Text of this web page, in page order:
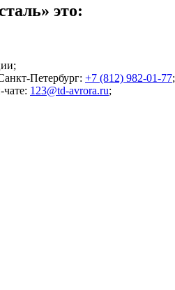
это:
Петербург: +7 (812) 982-01-77;
123@td-avrora.ru;